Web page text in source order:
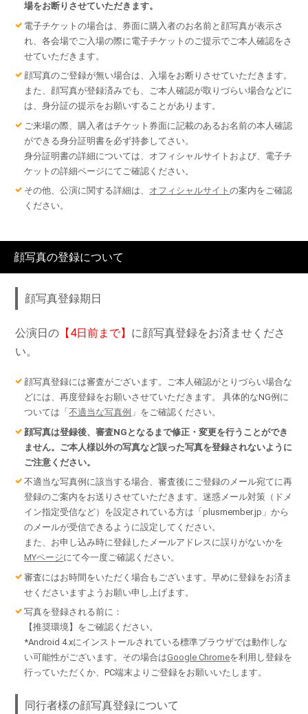
場をお断りさせていただきます。
電子チケットの場合は、券面に購入者のお名前と顔写真が表示さ
れ、各会場でご入場の際に電子チケットのご提示でご本人確認をさ
せていただきます。
顔写真のご登録が無い場合は、入場をお断りさせていただきます。
また、顔写真が登録済みでも、ご本人確認が取りづらい場合などに
は、身分証の提示をお願いすることがあります。
ご来場の際、購入者はチケット券面に記載のあるお名前の本人確認
ができる身分証明書を必ず持参してさい。
身分証明書の詳細については、オフィシャルサイトおよび、電子チ
ケットの詳細ページにてご確認ください。
その他、公演に関する詳細は、 オフィシャルサイトの案内をご確認
ください。
顔写真の登録について
顔写真登録期日
公演日の 【4日前まで】 に顔写真登録をお済ませくださ
い。
顔写真登録には審査がございます。ご本人確認がとりづらい場合な
どには、再度登録をお願いさせていただきます。 具体的なNG例に
ついては「不適当な写真例 」をご確認ください。
顔写真は登録後、審査NGとなるまで修正・変更を行うことができ
ません。ご本人様以外の写真など誤った写真を登録されないように
ご注意ください。
不適当な写真例に該当する場合、審査後にご登録のメール宛てに再
登録のご案内をお送りさせていただきます。迷惑メール対策（ドメ
イン指定受信など）を設定されている方は「plusmember.jp」から
のメールが受信できるように設定してください。
また、お申し込み時に登録したメールアドレスに誤りがないかを
MYページにて今一度ご確認ください。
審査にはお時間をいただく場合もございます。早めに登録をお済ま
せくださいますようお願い申し上げます。
写真を登録される前に：
【推奨環境】をご確認ください。
*Android 4.xにインストールされている標準ブラウザでは動作しな
い可能性がございます。その場合はGoogle Chromeを利用し登録を
行っていただくか、PC端末よりご登録をお願いいたします。
同行者様の顔写真登録について